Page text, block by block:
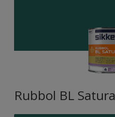
Rubbol BL Satura